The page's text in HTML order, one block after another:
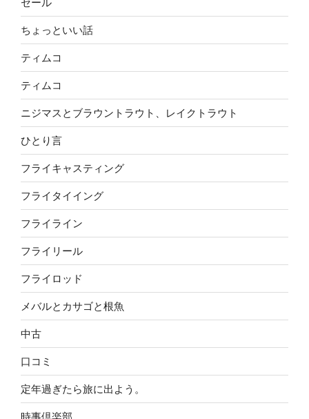
ちょっといい話
ティムコ
ティムコ
ニジマスとブラウントラウト、レイクトラウト
ひとり言
フライキャスティング
フライタイイング
フライライン
フライリール
フライロッド
メバルとカサゴと根魚
中古
口コミ
定年過ぎたら旅に出よう。
時事倶楽部